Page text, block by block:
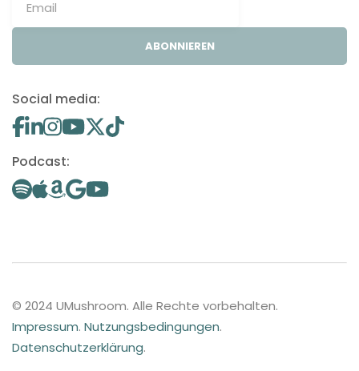
ABONNIEREN
Social media:
Podcast:
© 2024 UMushroom. Alle Rechte vorbehalten.
Impressum. Nutzungsbedingungen.
Datenschutzerklärung.